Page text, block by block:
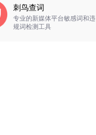
刺鸟查词
专业的新媒体平台敏感词和违
规词检测工具